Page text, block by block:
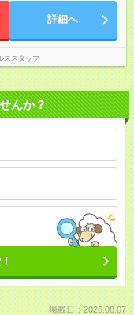
詳細へ
ススタッフ
んか？
掲載日：2026.08.07